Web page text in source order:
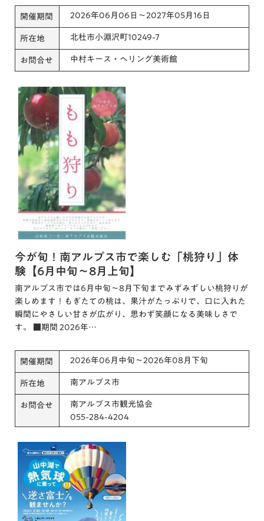
開催期間 2026年06月06日～2027年05月16日
所在地 北杜市小淵沢町10249-7
お問合せ 中村キース・へリング美術館
今が旬！南アルプス市で楽しむ「桃狩り」体
験【6月中旬～8月上旬】
南アルプス市では6月中旬〜8月下旬までみずみずしい桃狩りが
楽しめます！もぎたての桃は、果汁がたっぷりで、口に入れた
瞬間にやさしい甘さが広がり、思わず笑顔になる美味しさで
す。 ■期間 2026年…
開催期間 2026年06月中旬～2026年08月下旬
所在地 南アルプス市
お問合せ
南アルプス市観光協会
055-284-4204